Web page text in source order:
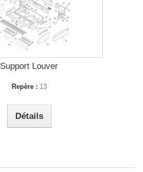
Support Louver
Repère : 13
Détails